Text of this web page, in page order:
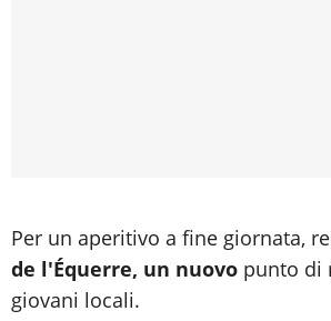
Per un aperitivo a fine giornata,
de l'Équerre, un nuovo punto di
giovani locali.